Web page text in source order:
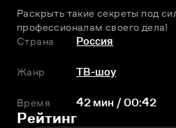
Раскрыть такие секреты под
профессионалам своего дела!
Страна
Россия
Жанр ТВ-шоу
Время 42 мин / 00:42
Рейтинг